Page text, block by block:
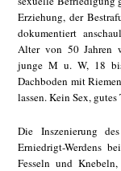
Erziehung, der
dokumentiert
Alter von 50 Jahren
junge M u. W, 18
Dachboden mit
lassen. Kein Sex,
Die Inszenierung
Erniedrigt-Werdens
Fesseln und